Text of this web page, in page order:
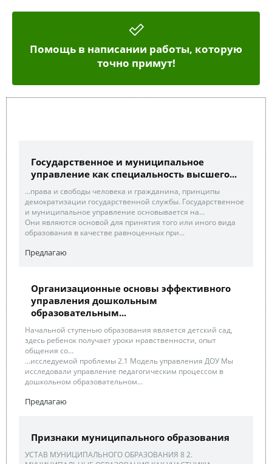
Помощь в написании работы, которую
точно примут!
Государственное и муниципальное
управление как специальность высшего...
...права и свободы человека и гражданина, принципы
демократизации государственной службы. Государственное
и муниципальное управление основывается на...
Они являются основой для принятия того или иного вида
образования в качестве равноценных при...
Предлагаю
Организационные основы эффективного
управления дошкольным
образовательным...
Начальной ступенью образования является детский сад,
здесь ребенок получает уроки нравственности, опыт
общения со...
...исследуемой проблемы 2.1 Модель управления ДОУ Мы
исследовали управление педагогическим процессом в
дошкольном образовательном...
Предлагаю
Признаки муниципального образования
УСТАВ МУНИЦИПАЛЬНОГО ОБРАЗОВАНИЯ 8 2.